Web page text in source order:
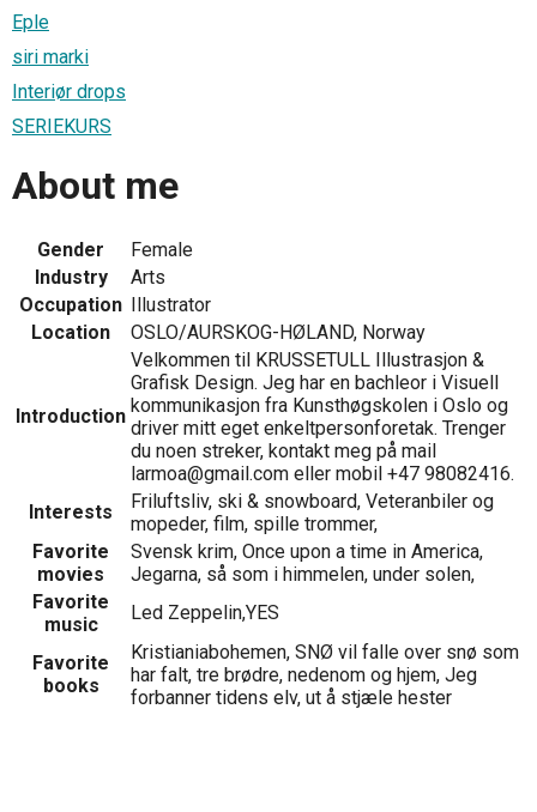
Eple
siri marki
Interiør drops
SERIEKURS
About me
Gender
Female
Industry
Arts
Occupation Illustrator
Location
OSLO/AURSKOG-HØLAND, Norway
Introduction
Velkommen til KRUSSETULL Illustrasjon &
Grafisk Design. Jeg har en bachleor i Visuell
kommunikasjon fra Kunsthøgskolen i Oslo og
driver mitt eget enkeltpersonforetak. Trenger
du noen streker, kontakt meg på mail
larmoa@gmail.com eller mobil +47 98082416.
Interests
Friluftsliv, ski & snowboard, Veteranbiler og
mopeder, film, spille trommer,
Favorite
movies
Svensk krim, Once upon a time in America,
Jegarna, så som i himmelen, under solen,
Favorite
music
Led Zeppelin,YES
Favorite
books
Kristianiabohemen, SNØ vil falle over snø som
har falt, tre brødre, nedenom og hjem, Jeg
forbanner tidens elv, ut å stjæle hester